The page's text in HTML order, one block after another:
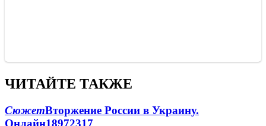
ЧИТАЙТЕ ТАКЖЕ
СюжетВторжение России в Украину.
Онлайн18972317